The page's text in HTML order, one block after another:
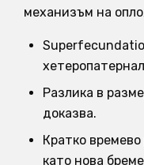
механизъм на
Разлика в
доказва.
Кратко
като нова